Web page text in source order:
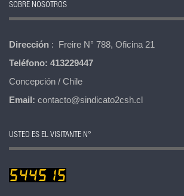
SOBRE NOSOTROS
Dirección : Freire N° 788, Oficina 21
Teléfono: 413229447
Concepción / Chile
Email: contacto@sindicato2csh.cl
USTED ES EL VISITANTE N°